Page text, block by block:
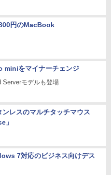
円のMacBook
miniをマイナーチェンジ
Serverモデルも登場
ンレスのマルチタッチマウス
」
7対応のビジネス向けデス